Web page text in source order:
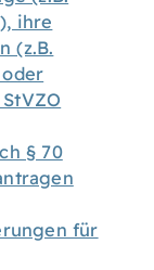
ihre
(z.B.
§ 70
für